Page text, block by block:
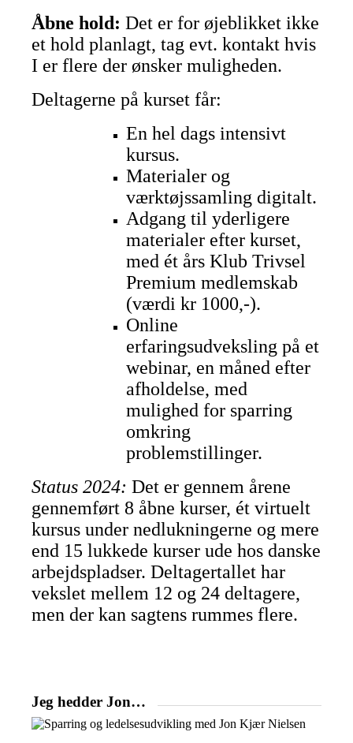
Åbne hold:Det er for øjeblikket ikke
et hold planlagt, tag evt. kontakt hvis
I er flere der ønsker muligheden.
Deltagerne på kurset får:
En hel dags intensivt
kursus.
Materialer og
værktøjssamling digitalt.
Adgang til yderligere
materialer efter kurset,
med ét års Klub Trivsel
Premium medlemskab
(værdi kr 1000,-).
Online
erfaringsudveksling på et
webinar, en måned efter
afholdelse, med
mulighed for sparring
omkring
problemstillinger.
Status 2024:Det er gennem årene
gennemført 8 åbne kurser, ét virtuelt
kursus under nedlukningerne og mere
end 15 lukkede kurser ude hos danske
arbejdspladser. Deltagertallet har
vekslet mellem 12 og 24 deltagere,
men der kan sagtens rummes flere.
Jeg hedder Jon…